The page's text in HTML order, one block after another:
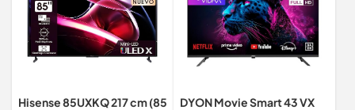
Hisense 85UXKQ 217 cm (85
DYON Movie Smart 43 VX